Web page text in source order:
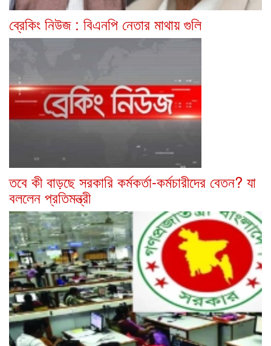
ব্রেকিং নিউজ : বিএনপি নেতার মাথায় গুলি
তবে কী বাড়ছে সরকারি কর্মকর্তা-কর্মচারীদের বেতন? যা
বললেন প্রতিমন্ত্রী